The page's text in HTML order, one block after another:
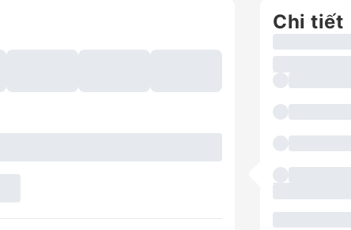
Chi tiết